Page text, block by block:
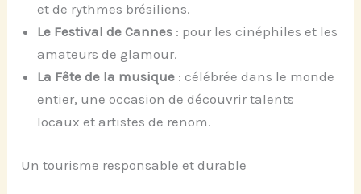
et de rythmes brésiliens.
Le Festival de Cannes : pour les cinéphiles et les
amateurs de glamour.
La Fête de la musique : célébrée dans le monde
entier, une occasion de découvrir talents
locaux et artistes de renom.
Un tourisme responsable et durable